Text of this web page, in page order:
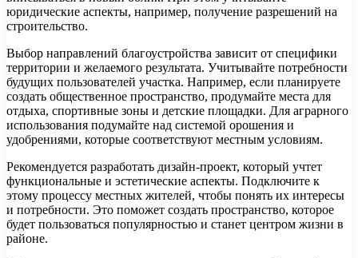
юридические аспекты, например, получение разрешений на
строительство.
Выбор направлений благоустройства зависит от специфики
территории и желаемого результата. Учитывайте потребности
будущих пользователей участка. Например, если планируете
создать общественное пространство, продумайте места для
отдыха, спортивные зоны и детские площадки. Для аграрного
использования подумайте над системой орошения и
удобрениями, которые соответствуют местным условиям.
Рекомендуется разработать дизайн-проект, который учтет
функциональные и эстетические аспекты. Подключите к
этому процессу местных жителей, чтобы понять их интересы
и потребности. Это поможет создать пространство, которое
будет пользоваться популярностью и станет центром жизни в
районе.